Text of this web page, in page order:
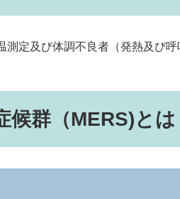
定及び体調不良者（発熱及び
候群（MERS)とは